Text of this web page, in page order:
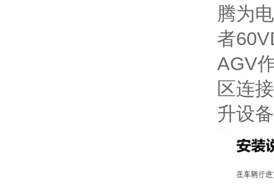
腾为
者
AGV
区连
升设